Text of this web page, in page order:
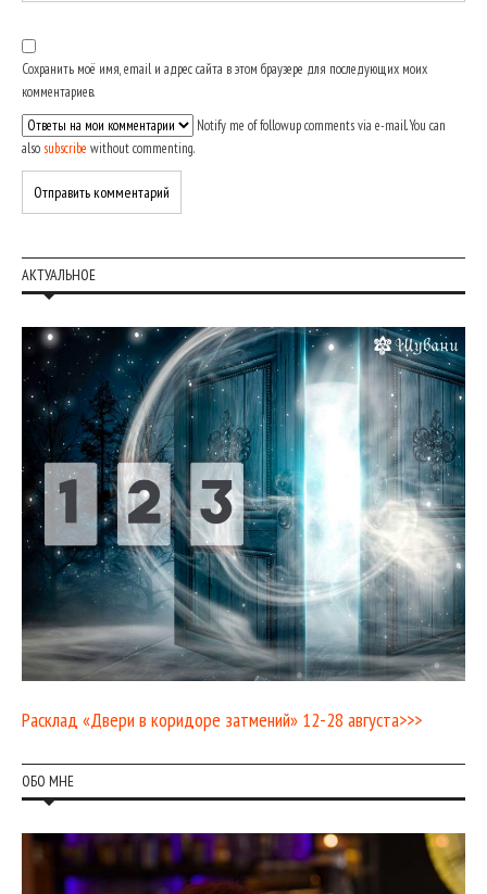
Сохранить моё имя, email и адрес сайта в этом браузере для последующих моих
комментариев.
Notify me of followup comments via e-mail. You can
also subscribe without commenting.
АКТУАЛЬНОЕ
Расклад «Двери в коридоре затмений» 12-28 августа>>>
ОБО МНЕ